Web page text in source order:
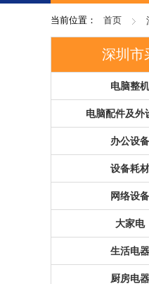
当前位置： 首页
深圳市
电脑整机
电脑配件及外
办公设备
设备耗材
网络设备
大家电
生活电器
厨房电器